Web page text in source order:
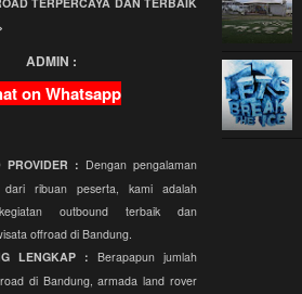
Militer
Amazing
ADMIN :
on Whatsapp
PROVIDER : Dengan pengalaman
dari ribuan peserta, kami adalah
outbound terbaik dan
offroad di Bandung.
LENGKAP :Berapapun jumlah
di Bandung, armada land rover